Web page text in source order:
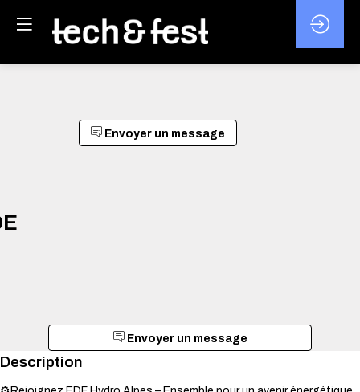
Envoyer un message
Envoyer un message
Description